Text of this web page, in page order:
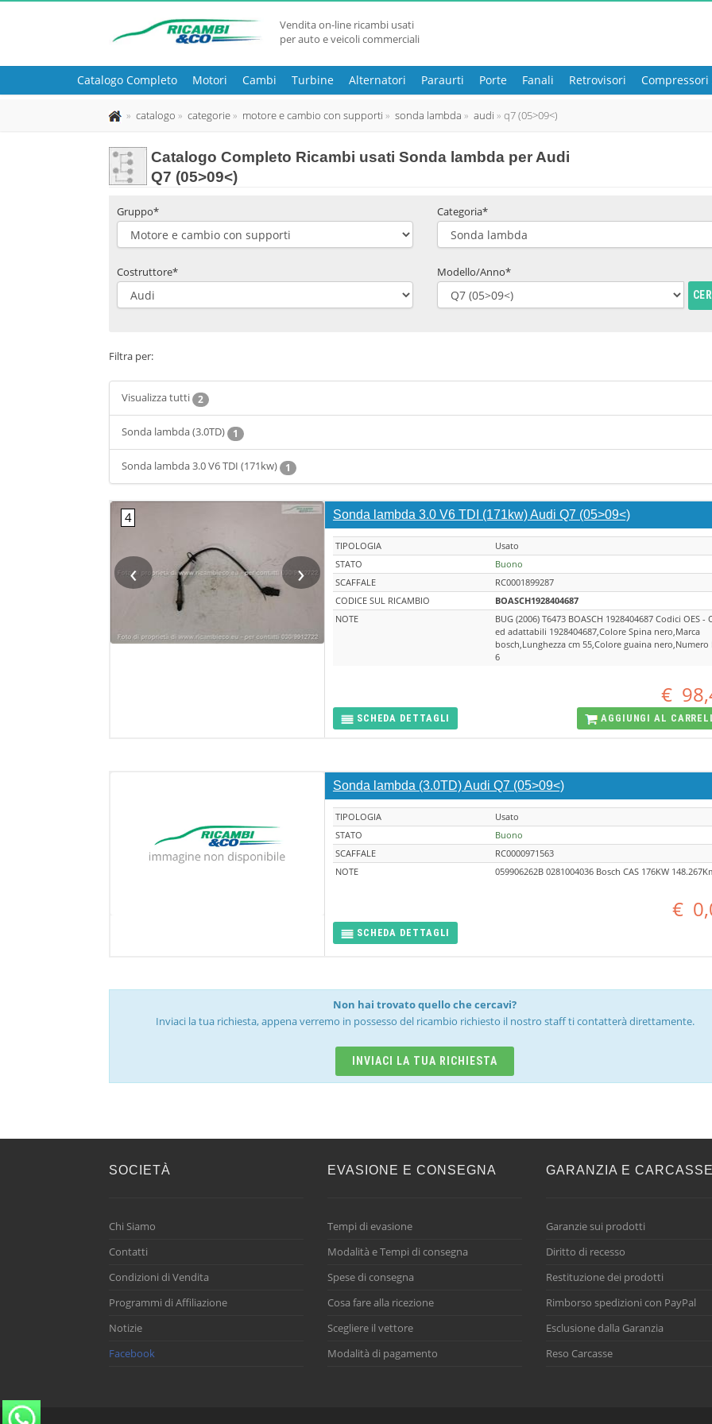
Vendita on-line ricambi usati
per auto e veicoli commerciali
Catalogo Completo Motori Cambi Turbine Alternatori Paraurti Porte Fanali Retrovisori Compressori
catalogo categorie motore e cambio con supporti sonda lambda audi q7 (05>09<)
Catalogo Completo Ricambi usati Sonda lambda per Audi
Q7 (05>09<)
Gruppo* Categoria*
Costruttore* Modello/Anno*
Filtra per:
Visualizza tutti 2
Sonda lambda (3.0TD) 1
Sonda lambda 3.0 V6 TDI (171kw) 1
‹ ›
Sonda lambda 3.0 V6 TDI (171kw) Audi Q7 (05>09<)
TIPOLOGIA
Usato
STATO
Buono
SCAFFALE
RC0001899287
CODICE SUL RICAMBIO
BOASCH1928404687
NOTE
BUG (2006) T6473 BOASCH 1928404687 Codici OES -
ed adattabili 1928404687,Colore Spina nero,Marca
bosch,Lunghezza cm 55,Colore guaina nero,Numero
6
€
SCHEDA DETTAGLI AGGIUNGI AL
Sonda lambda (3.0TD) Audi Q7 (05>09<)
TIPOLOGIA
Usato
STATO
Buono
SCAFFALE
RC0000971563
NOTE
059906262B 0281004036 Bosch CAS 176KW
€
SCHEDA DETTAGLI
Non hai trovato quello che cercavi?
Inviaci la tua richiesta, appena verremo in possesso del ricambio richiesto il nostro staff ti contatterà direttamente.
INVIACI LA TUA RICHIESTA
SOCIETÀ
Chi Siamo
Contatti
Condizioni di Vendita
Programmi di Affiliazione
Notizie
Facebook
EVASIONE E CONSEGNA
Tempi di evasione
Modalità e Tempi di consegna
Spese di consegna
Cosa fare alla ricezione
Scegliere il vettore
Modalità di pagamento
GARANZIA E CARCASSE
Garanzie sui prodotti
Diritto di recesso
Restituzione dei prodotti
Rimborso spedizioni con PayPal
Esclusione dalla Garanzia
Reso Carcasse